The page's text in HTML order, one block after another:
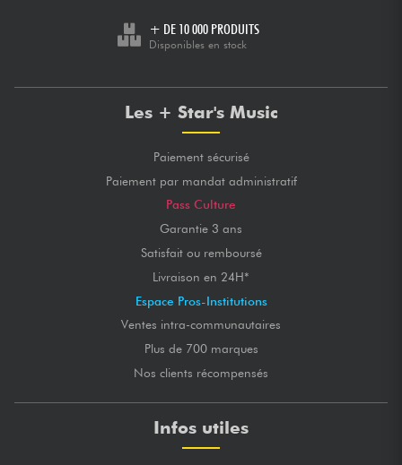
+ DE 10 000 PRODUITS
Disponibles en stock
Les + Star's Music
Paiement sécurisé
Paiement par mandat administratif
Pass Culture
Garantie 3 ans
Satisfait ou remboursé
Livraison en 24H*
Espace Pros-Institutions
Ventes intra-communautaires
Plus de 700 marques
Nos clients récompensés
Infos utiles